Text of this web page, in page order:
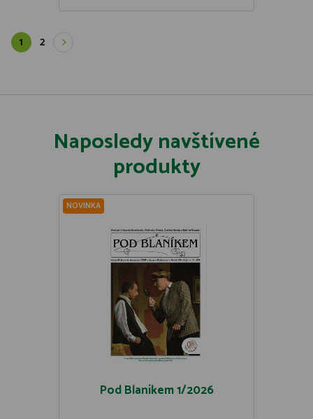
1 2
Naposledy navštívené
produkty
NOVINKA
Pod Blaníkem 1/2026